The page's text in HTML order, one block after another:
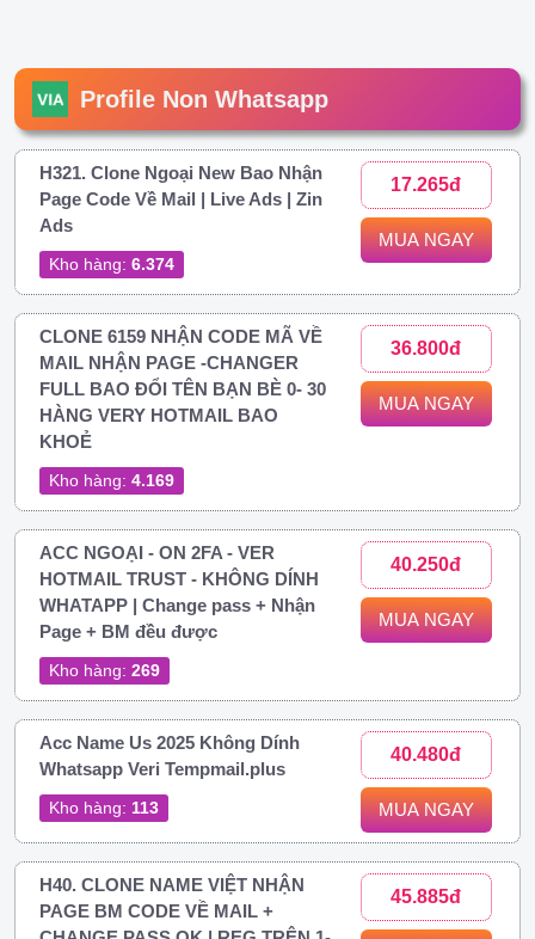
Profile Non Whatsapp
H321. Clone Ngoại New Bao Nhận
Page Code Về Mail | Live Ads | Zin
Ads
Kho hàng: 6.374
17.265đ
MUA NGAY
CLONE 6159 NHẬN CODE MÃ VỀ
MAIL NHẬN PAGE -CHANGER
FULL BAO ĐỔI TÊN BẠN BÈ 0- 30
HÀNG VERY HOTMAIL BAO
KHOẺ
Kho hàng: 4.169
36.800đ
MUA NGAY
ACC NGOẠI - ON 2FA - VER
HOTMAIL TRUST - KHÔNG DÍNH
WHATAPP | Change pass + Nhận
Page + BM đều được
Kho hàng: 269
40.250đ
MUA NGAY
Acc Name Us 2025 Không Dính
Whatsapp Veri Tempmail.plus
Kho hàng: 113
40.480đ
MUA NGAY
H40. CLONE NAME VIỆT NHẬN
PAGE BM CODE VỀ MAIL +
45.885đ